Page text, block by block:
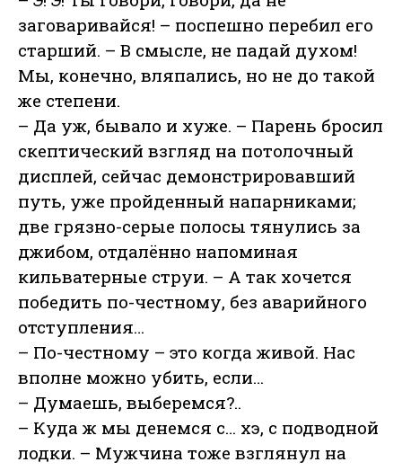
заговаривайся! – поспешно перебил его
старший. – В смысле, не падай духом!
Мы, конечно, вляпались, но не до такой
же степени.
– Да уж, бывало и хуже. – Парень бросил
скептический взгляд на потолочный
дисплей, сейчас демонстрировавший
путь, уже пройденный напарниками;
две грязно-серые полосы тянулись за
джибом, отдалённо напоминая
кильватерные струи. – А так хочется
победить по-честному, без аварийного
отступления…
– По-честному – это когда живой. Нас
вполне можно убить, если…
– Думаешь, выберемся?..
– Куда ж мы денемся с… хэ, с подводной
лодки. – Мужчина тоже взглянул на